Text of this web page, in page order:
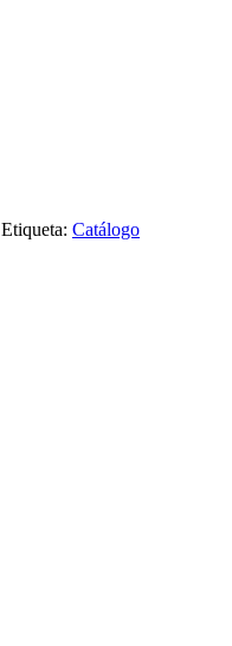
Etiqueta: Catálogo